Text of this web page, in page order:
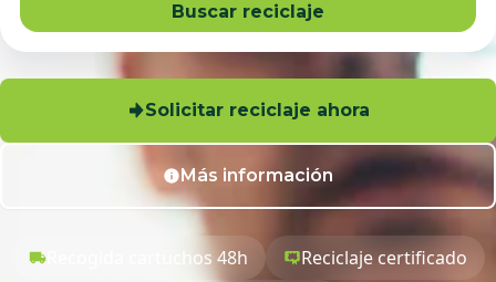
Buscar reciclaje
Solicitar reciclaje ahora
Más información
Recogida cartuchos 48h
Reciclaje certificado